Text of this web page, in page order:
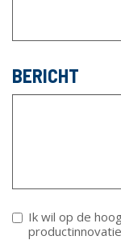
BERICHT
Ik wil op de